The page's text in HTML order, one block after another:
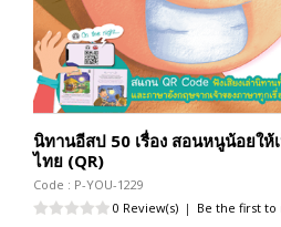
นิทานอีสป 50 เรื่อง สอนหนูน้อยให้
ไทย (QR)
Code : P-YOU-1229
0 Review(s) | Be the first